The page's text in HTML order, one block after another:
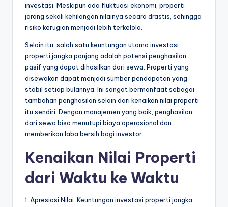
investasi. Meskipun ada fluktuasi ekonomi, properti
jarang sekali kehilangan nilainya secara drastis, sehingga
risiko kerugian menjadi lebih terkelola.
Selain itu, salah satu keuntungan utama investasi
properti jangka panjang adalah potensi penghasilan
pasif yang dapat dihasilkan dari sewa. Properti yang
disewakan dapat menjadi sumber pendapatan yang
stabil setiap bulannya. Ini sangat bermanfaat sebagai
tambahan penghasilan selain dari kenaikan nilai properti
itu sendiri. Dengan manajemen yang baik, penghasilan
dari sewa bisa menutupi biaya operasional dan
memberikan laba bersih bagi investor.
Kenaikan Nilai Properti
dari Waktu ke Waktu
1. Apresiasi Nilai: Keuntungan investasi properti jangka